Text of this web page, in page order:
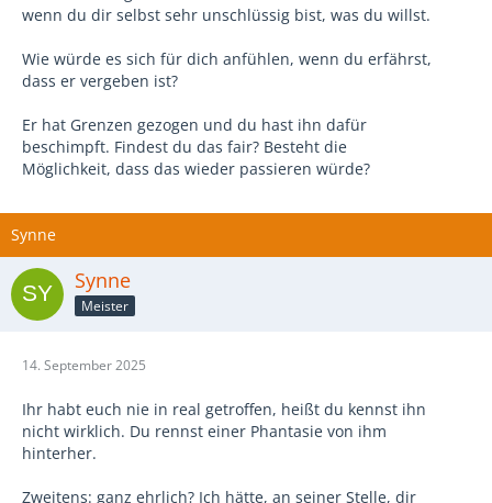
wenn du dir selbst sehr unschlüssig bist, was du willst.
Wie würde es sich für dich anfühlen, wenn du erfährst,
dass er vergeben ist?
Er hat Grenzen gezogen und du hast ihn dafür
beschimpft. Findest du das fair? Besteht die
Möglichkeit, dass das wieder passieren würde?
Synne
Synne
Meister
14. September 2025
Ihr habt euch nie in real getroffen, heißt du kennst ihn
nicht wirklich. Du rennst einer Phantasie von ihm
hinterher.
Zweitens: ganz ehrlich? Ich hätte, an seiner Stelle, dir